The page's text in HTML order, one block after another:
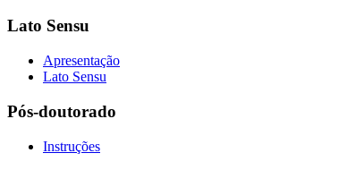
Lato Sensu
Apresentação
Lato Sensu
Pós-doutorado
Instruções